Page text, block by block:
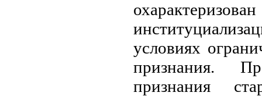
условиях
признания.
признания